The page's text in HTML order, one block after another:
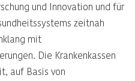
und Innovation und für
zeitnah
mit
Die Krankenkassen
auf Basis von